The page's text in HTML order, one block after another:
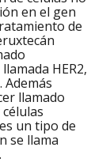
en el gen
de
HER2,
llamado
un tipo de
se llama